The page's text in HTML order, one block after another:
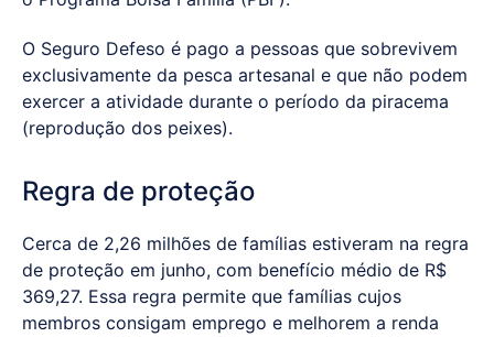
O Seguro Defeso é pago a pessoas que sobrevivem
exclusivamente da pesca artesanal e que não podem
exercer a atividade durante o período da piracema
(reprodução dos peixes).
Regra de proteção
Cerca de 2,26 milhões de famílias estiveram na regra
de proteção em junho, com benefício médio de R$
369,27. Essa regra permite que famílias cujos
membros consigam emprego e melhorem a renda